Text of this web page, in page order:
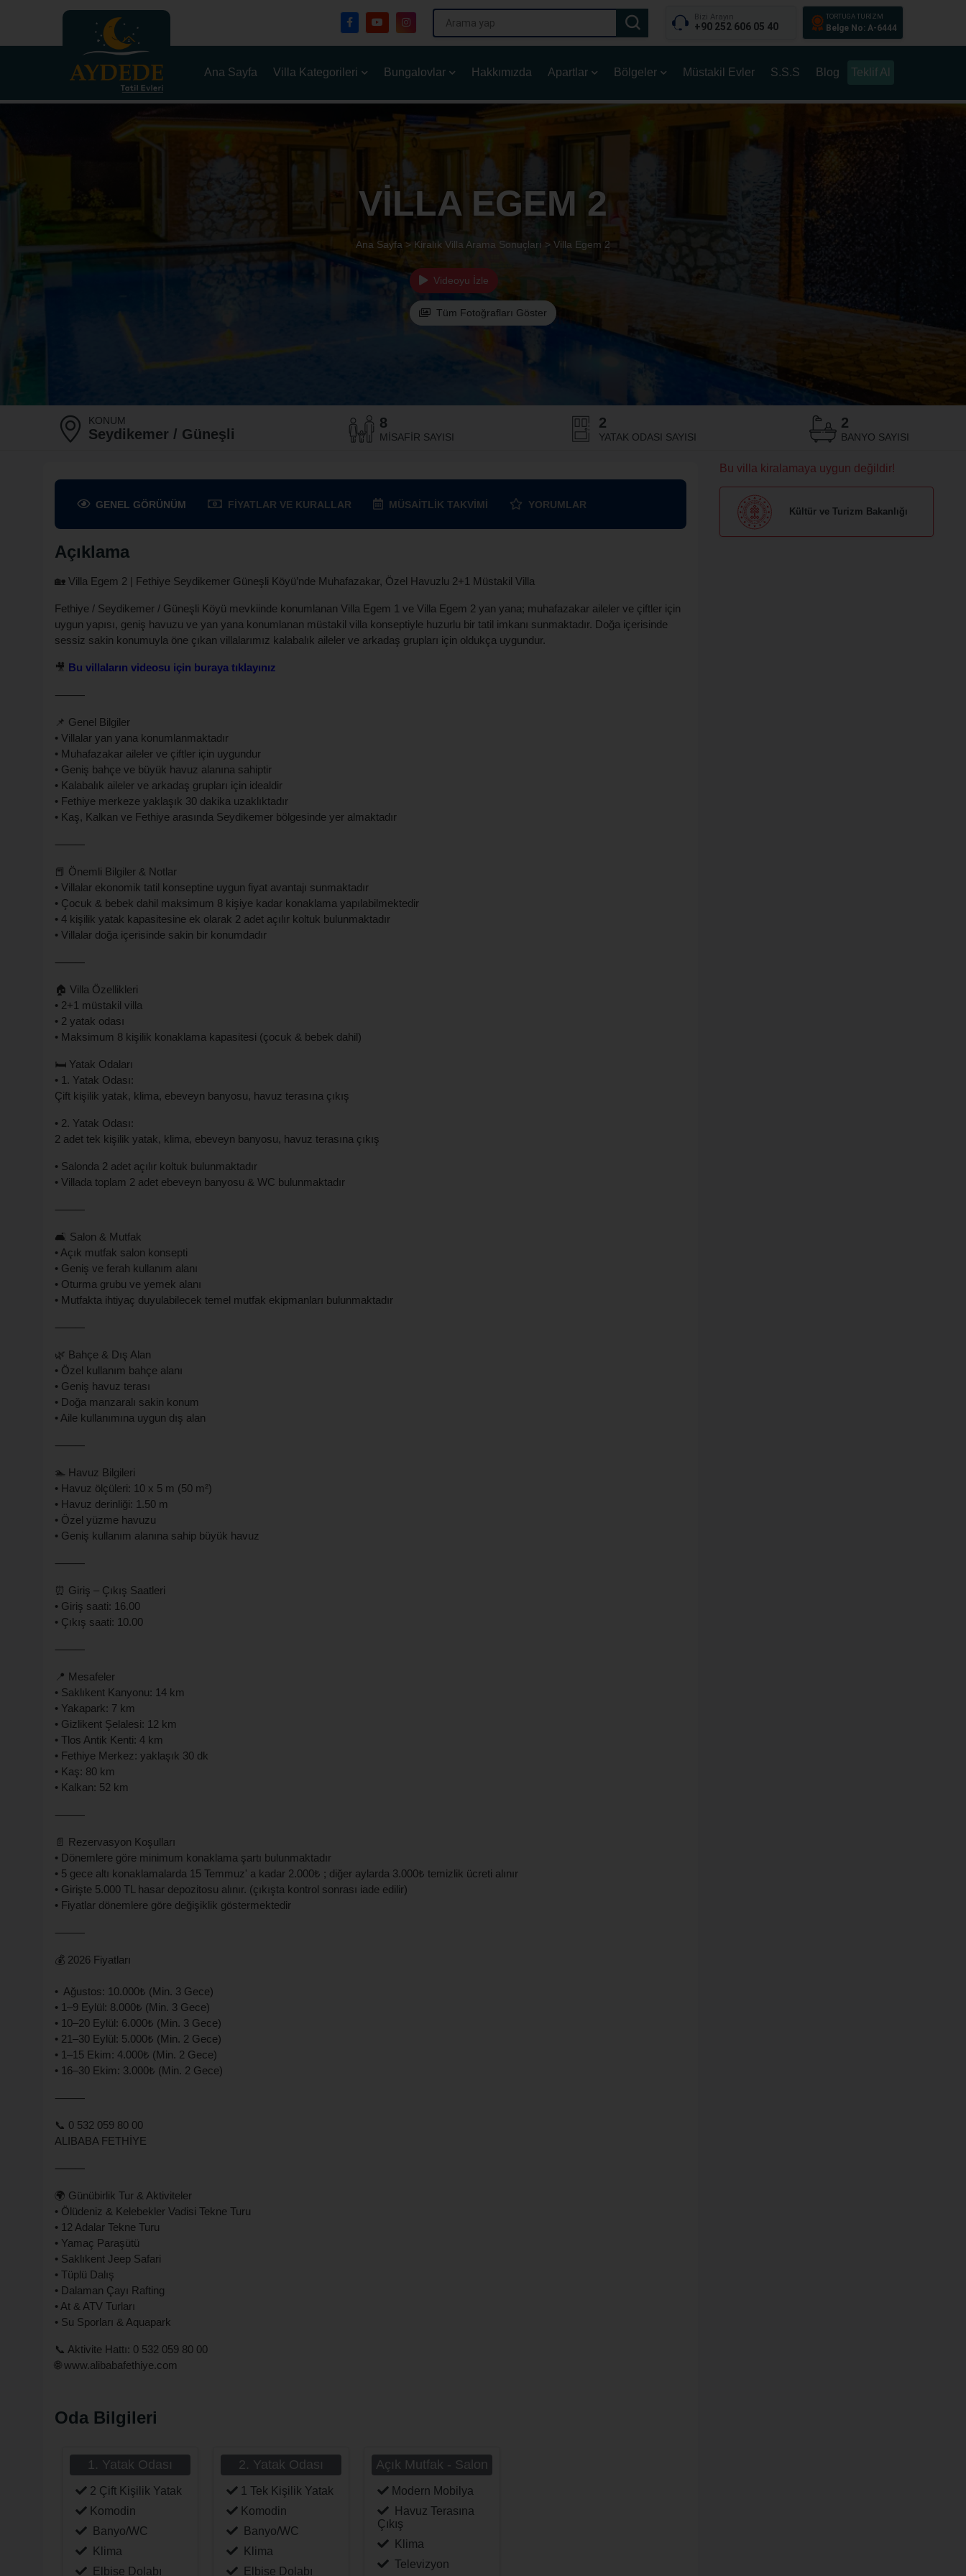
Bizi Arayın
+90 252 606 05 40
TORTUGA TURİZM
Belge No: A-6444
Ana Sayfa Villa Kategorileri Bungalovlar Hakkımızda Apartlar Bölgeler Müstakil Evler S.S.S Blog Teklif Al
VILLA EGEM 2
Ana Sayfa > Kiralık Villa Arama Sonuçları > Villa Egem 2
Videoyu İzle
Tüm Fotoğrafları Göster
KONUM
Seydikemer / Güneşli
8
MISAFIR SAYISI
2
YATAK ODASI SAYISI
2
BANYO SAYISI
GENEL GÖRÜNÜM FIYATLAR VE KURALLAR MÜSAITLIK TAKVIMI YORUMLAR
Açıklama
🏡 Villa Egem 2 | Fethiye Seydikemer Güneşli Köyü’nde Muhafazakar, Özel Havuzlu 2+1 Müstakil Villa
Fethiye / Seydikemer / Güneşli Köyü mevkiinde konumlanan Villa Egem 1 ve Villa Egem 2 yan yana; muhafazakar aileler ve çiftler için
uygun yapısı, geniş havuzu ve yan yana konumlanan müstakil villa konseptiyle huzurlu bir tatil imkanı sunmaktadır. Doğa içerisinde
sessiz sakin konumuyla öne çıkan villalarımız kalabalık aileler ve arkadaş grupları için oldukça uygundur.
🎥 Bu villaların videosu için buraya tıklayınız
⸻
📌 Genel Bilgiler
• Villalar yan yana konumlanmaktadır
• Muhafazakar aileler ve çiftler için uygundur
• Geniş bahçe ve büyük havuz alanına sahiptir
• Kalabalık aileler ve arkadaş grupları için idealdir
• Fethiye merkeze yaklaşık 30 dakika uzaklıktadır
• Kaş, Kalkan ve Fethiye arasında Seydikemer bölgesinde yer almaktadır
⸻
📕 Önemli Bilgiler & Notlar
• Villalar ekonomik tatil konseptine uygun fiyat avantajı sunmaktadır
• Çocuk & bebek dahil maksimum 8 kişiye kadar konaklama yapılabilmektedir
• 4 kişilik yatak kapasitesine ek olarak 2 adet açılır koltuk bulunmaktadır
• Villalar doğa içerisinde sakin bir konumdadır
⸻
🏠 Villa Özellikleri
• 2+1 müstakil villa
• 2 yatak odası
• Maksimum 8 kişilik konaklama kapasitesi (çocuk & bebek dahil)
🛏️ Yatak Odaları
• 1. Yatak Odası:
Çift kişilik yatak, klima, ebeveyn banyosu, havuz terasına çıkış
• 2. Yatak Odası:
2 adet tek kişilik yatak, klima, ebeveyn banyosu, havuz terasına çıkış
• Salonda 2 adet açılır koltuk bulunmaktadır
• Villada toplam 2 adet ebeveyn banyosu & WC bulunmaktadır
⸻
🛋️ Salon & Mutfak
• Açık mutfak salon konsepti
• Geniş ve ferah kullanım alanı
• Oturma grubu ve yemek alanı
• Mutfakta ihtiyaç duyulabilecek temel mutfak ekipmanları bulunmaktadır
⸻
🌿 Bahçe & Dış Alan
• Özel kullanım bahçe alanı
• Geniş havuz terası
• Doğa manzaralı sakin konum
• Aile kullanımına uygun dış alan
⸻
🏊 Havuz Bilgileri
• Havuz ölçüleri: 10 x 5 m (50 m²)
• Havuz derinliği: 1.50 m
• Özel yüzme havuzu
• Geniş kullanım alanına sahip büyük havuz
⸻
⏰ Giriş – Çıkış Saatleri
• Giriş saati: 16.00
• Çıkış saati: 10.00
⸻
📍 Mesafeler
• Saklıkent Kanyonu: 14 km
• Yakapark: 7 km
• Gizlikent Şelalesi: 12 km
• Tlos Antik Kenti: 4 km
• Fethiye Merkez: yaklaşık 30 dk
• Kaş: 80 km
• Kalkan: 52 km
⸻
📄 Rezervasyon Koşulları
• Dönemlere göre minimum konaklama şartı bulunmaktadır
• 5 gece altı konaklamalarda 15 Temmuz' a kadar 2.000₺ ; diğer aylarda 3.000₺ temizlik ücreti alınır
• Girişte 5.000 TL hasar depozitosu alınır. (çıkışta kontrol sonrası iade edilir)
• Fiyatlar dönemlere göre değişiklik göstermektedir
⸻
💰 2026 Fiyatları
• Ağustos: 10.000₺ (Min. 3 Gece)
• 1–9 Eylül: 8.000₺ (Min. 3 Gece)
• 10–20 Eylül: 6.000₺ (Min. 3 Gece)
• 21–30 Eylül: 5.000₺ (Min. 2 Gece)
• 1–15 Ekim: 4.000₺ (Min. 2 Gece)
• 16–30 Ekim: 3.000₺ (Min. 2 Gece)
⸻
📞 0 532 059 80 00
ALIBABA FETHİYE
⸻
🌍 Günübirlik Tur & Aktiviteler
• Ölüdeniz & Kelebekler Vadisi Tekne Turu
• 12 Adalar Tekne Turu
• Yamaç Paraşütü
• Saklıkent Jeep Safari
• Tüplü Dalış
• Dalaman Çayı Rafting
• At & ATV Turları
• Su Sporları & Aquapark
📞 Aktivite Hattı: 0 532 059 80 00
🌐www.alibabafethiye.com
Oda Bilgileri
1. Yatak Odası
2 Çift Kişilik Yatak
Komodin
Banyo/WC
Klima
Elbise Dolabı
2. Yatak Odası
1 Tek Kişilik Yatak
Komodin
Banyo/WC
Klima
Elbise Dolabı
Açık Mutfak - Salon
Modern Mobilya
Havuz Terasına
Çıkış
Klima
Televizyon
Bu villa kiralamaya uygun değildir!
Kültür ve Turizm Bakanlığı